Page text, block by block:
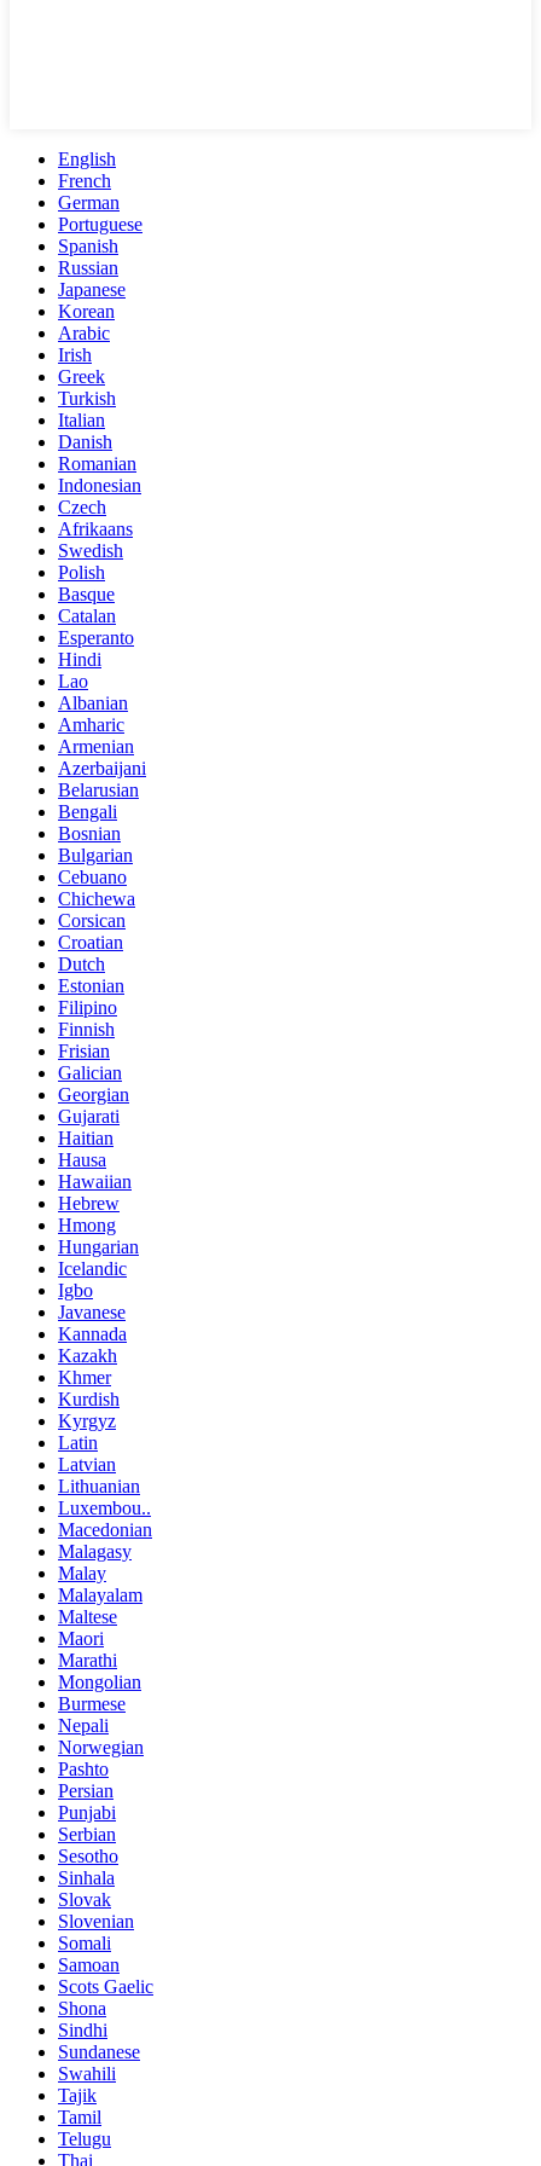
English
French
German
Portuguese
Spanish
Russian
Japanese
Korean
Arabic
Irish
Greek
Turkish
Italian
Danish
Romanian
Indonesian
Czech
Afrikaans
Swedish
Polish
Basque
Catalan
Esperanto
Hindi
Lao
Albanian
Amharic
Armenian
Azerbaijani
Belarusian
Bengali
Bosnian
Bulgarian
Cebuano
Chichewa
Corsican
Croatian
Dutch
Estonian
Filipino
Finnish
Frisian
Galician
Georgian
Gujarati
Haitian
Hausa
Hawaiian
Hebrew
Hmong
Hungarian
Icelandic
Igbo
Javanese
Kannada
Kazakh
Khmer
Kurdish
Kyrgyz
Latin
Latvian
Lithuanian
Luxembou..
Macedonian
Malagasy
Malay
Malayalam
Maltese
Maori
Marathi
Mongolian
Burmese
Nepali
Norwegian
Pashto
Persian
Punjabi
Serbian
Sesotho
Sinhala
Slovak
Slovenian
Somali
Samoan
Scots Gaelic
Shona
Sindhi
Sundanese
Swahili
Tajik
Tamil
Telugu
Thai